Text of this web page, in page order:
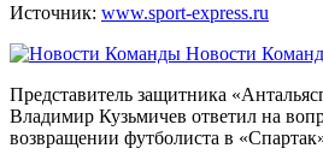
Источник: www.sport-express.ru
Новости
Представитель защитника
Владимир Кузьмичев ответил на
возвращении футболиста в